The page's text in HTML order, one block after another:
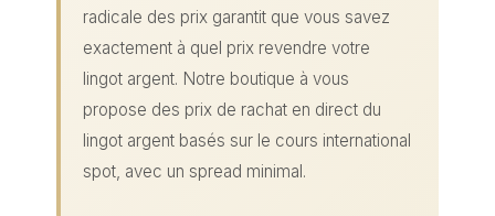
radicale des prix garantit que vous savez
exactement à quel prix revendre votre
lingot argent. Notre boutique à vous
propose des prix de rachat en direct du
lingot argent basés sur le cours international
spot, avec un spread minimal.